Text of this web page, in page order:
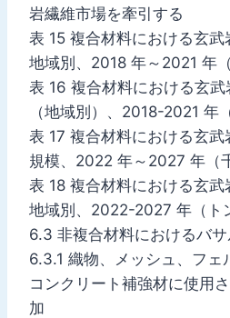
岩繊維市場を牽引する
表 15 複合材料における玄武
地域別、2018 年～2021 年
表 16 複合材料における玄
（地域別）、2018-2021 年
表 17 複合材料における玄
規模、2022 年～2027 年（
表 18 複合材料における玄武
地域別、2022-2027 年（ト
6.3 非複合材料におけるバ
6.3.1 織物、メッシュ、フェ
コンクリート補強材に使用
加